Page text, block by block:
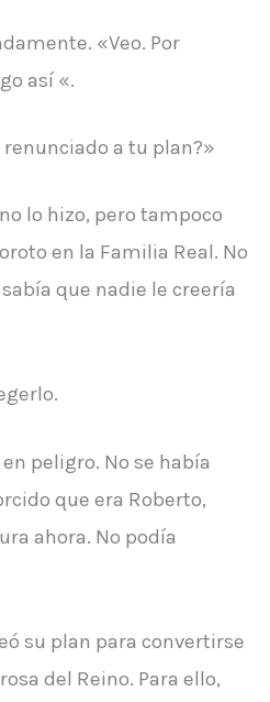
«Veo. Por
así «.
renunciado a tu plan?»
lo hizo, pero tampoco
en la Familia Real. No
que nadie le creería
peligro. No se había
que era Roberto,
ahora. No podía
su plan para convertirse
del Reino. Para ello,